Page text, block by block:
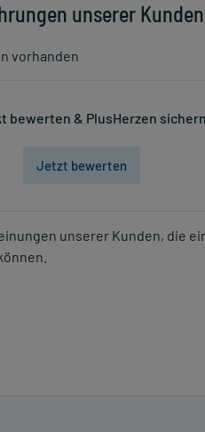
unserer Kunden
vorhanden
bewerten & PlusHerzen sichern
Jetzt bewerten
unserer Kunden, die